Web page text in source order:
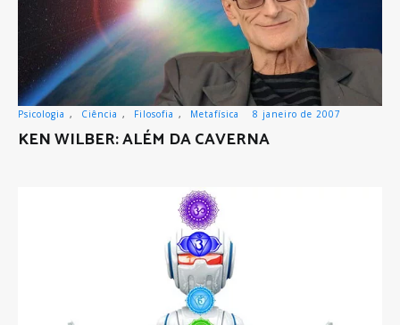
Psicologia , Ciência , Filosofia , Metafísica 8 janeiro de 2007
KEN WILBER: ALÉM DA CAVERNA